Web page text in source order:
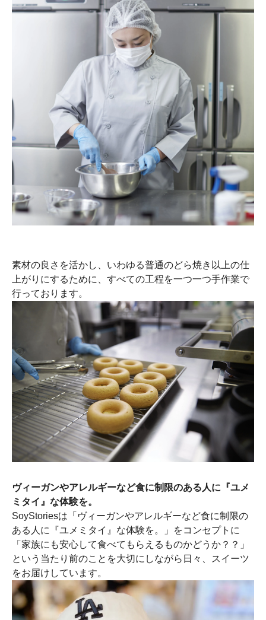
素材の良さを活かし、いわゆる普通のどら焼き以上の仕
上がりにするために、すべての工程を一つ一つ手作業で
行っております。
ヴィーガンやアレルギーなど食に制限のある人に『ユメ
ミタイ』な体験を。
SoyStoriesは「ヴィーガンやアレルギーなど食に制限の
ある人に『ユメミタイ』な体験を。」をコンセプトに
「家族にも安心して食べてもらえるものかどうか？？」
という当たり前のことを大切にしながら日々、スイーツ
をお届けしています。